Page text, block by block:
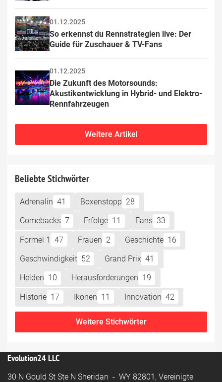
01.12.2025
So erkennst du Rennstrategien live: Der
Guide für Zuschauer & TV-Fans
01.12.2025
Die Zukunft des Motorsounds:
Akustikentwicklung in Hybrid- und Elektro-
Rennfahrzeugen
Weitere Artikel
Beliebte Stichwörter
Adrenalin 41 Boxenstopp 28
Comebacks 7 Erfolge 11 Fans 33
Formel 1 47 Frauen 2 Geschichte 16
Geschwindigkeit 52 Grand Prix 41
Helden 10 Herausforderungen 19
Historie 17 Ikonen 11 Innovation 42
Weitere Stichwörter
Evolution24 LLC
30 N Gould St Ste N Sheridan - WY 82801, Vereinigte